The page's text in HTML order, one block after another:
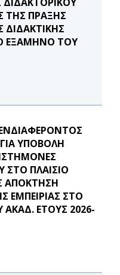
ΤΗΣ ΠΡΑΞΗΣ
ΕΞΑΜΗΝΟ ΤΟΥ
ΥΠΟΒΟΛΗ
ΣΤΟ ΠΛΑΙΣΙΟ
ΑΠΟΚΤΗΣΗ
ΕΜΠΕΙΡΙΑΣ ΣΤΟ
ΕΤΟΥΣ 2026-